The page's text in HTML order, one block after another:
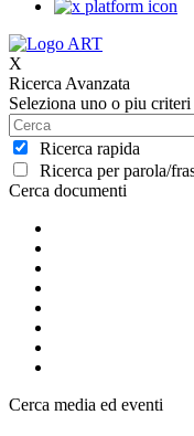
X
Ricerca Avanzata
Seleziona uno o piu
Ricerca rapida
Ricerca per parola/
Cerca documenti
Cerca media ed eventi